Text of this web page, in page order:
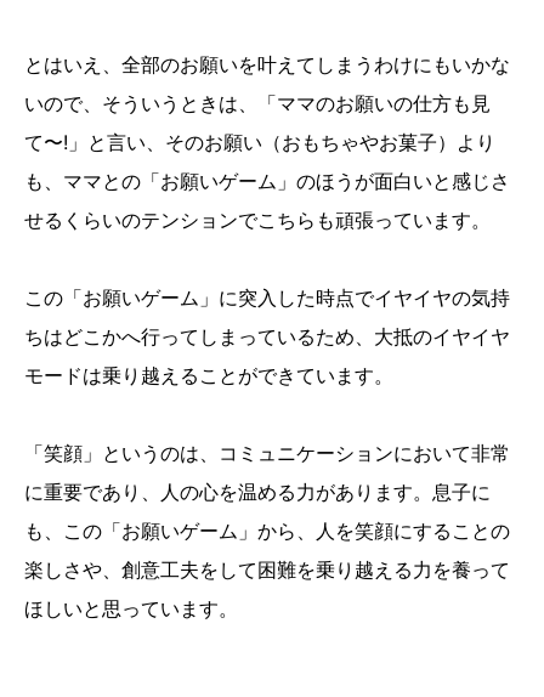
とはいえ、全部のお願いを叶えてしまうわけにもいかな
いので、そういうときは、「ママのお願いの仕方も見
て〜!」と言い、そのお願い（おもちゃやお菓子）より
も、ママとの「お願いゲーム」のほうが面白いと感じさ
せるくらいのテンションでこちらも頑張っています。
この「お願いゲーム」に突入した時点でイヤイヤの気持
ちはどこかへ行ってしまっているため、大抵のイヤイヤ
モードは乗り越えることができています。
「笑顔」というのは、コミュニケーションにおいて非常
に重要であり、人の心を温める力があります。息子に
も、この「お願いゲーム」から、人を笑顔にすることの
楽しさや、創意工夫をして困難を乗り越える力を養って
ほしいと思っています。